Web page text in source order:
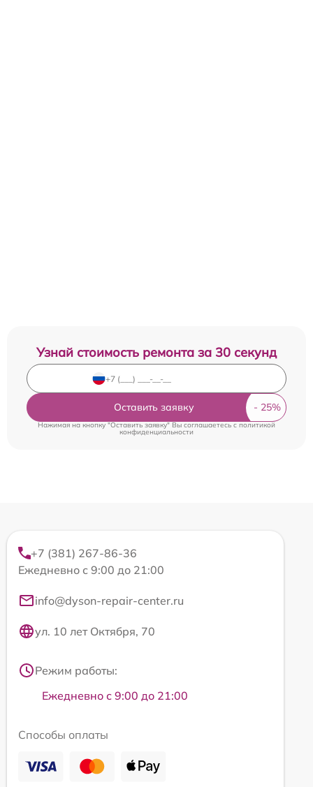
Узнай стоимость ремонта за 30 секунд
Оставить заявку
Нажимая на кнопку "Оставить заявку" Вы соглашаетесь cполитикой
конфиденциальности
+7 (381) 267-86-36
Ежедневно с 9:00 до 21:00
info@dyson-repair-center.ru
ул. 10 лет Октября, 70
Режим работы:
Ежедневно с 9:00 до 21:00
Способы оплаты